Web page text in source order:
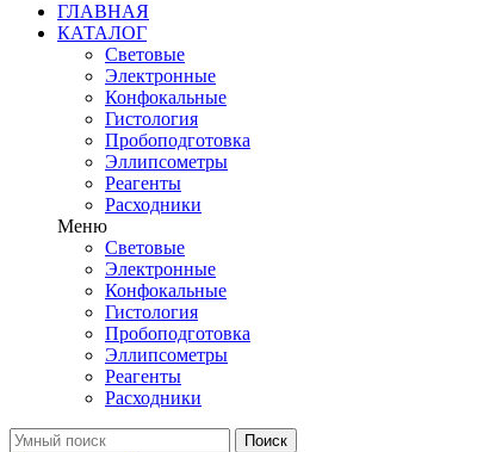
ГЛАВНАЯ
КАТАЛОГ
Световые
Электронные
Конфокальные
Гистология
Пробоподготовка
Эллипсометры
Реагенты
Расходники
Меню
Световые
Электронные
Конфокальные
Гистология
Пробоподготовка
Эллипсометры
Реагенты
Расходники
Поиск